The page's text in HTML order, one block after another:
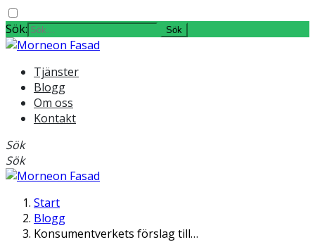
Sök:
Tjänster
Blogg
Om oss
Kontakt
Sök
Sök
Start
Blogg
Konsumentverkets förslag till…